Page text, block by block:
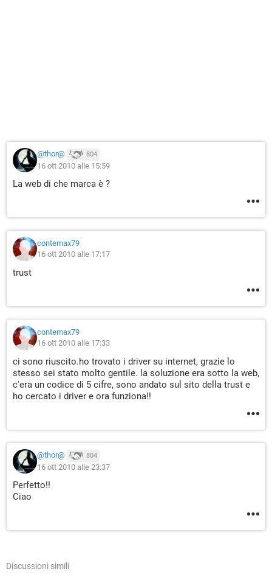
@thor@ 804
16 ott 2010 alle 15:59
La web di che marca è ?
contemax79
16 ott 2010 alle 17:17
trust
contemax79
16 ott 2010 alle 17:33
ci sono riuscito.ho trovato i driver su internet, grazie lo
stesso sei stato molto gentile. la soluzione era sotto la web,
c'era un codice di 5 cifre, sono andato sul sito della trust e
ho cercato i driver e ora funziona!!
@thor@ 804
16 ott 2010 alle 23:37
Perfetto!!
Ciao
Discussioni simili